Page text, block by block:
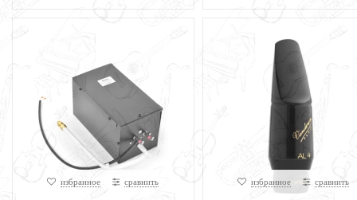
избранное сравнить избранное сравнить